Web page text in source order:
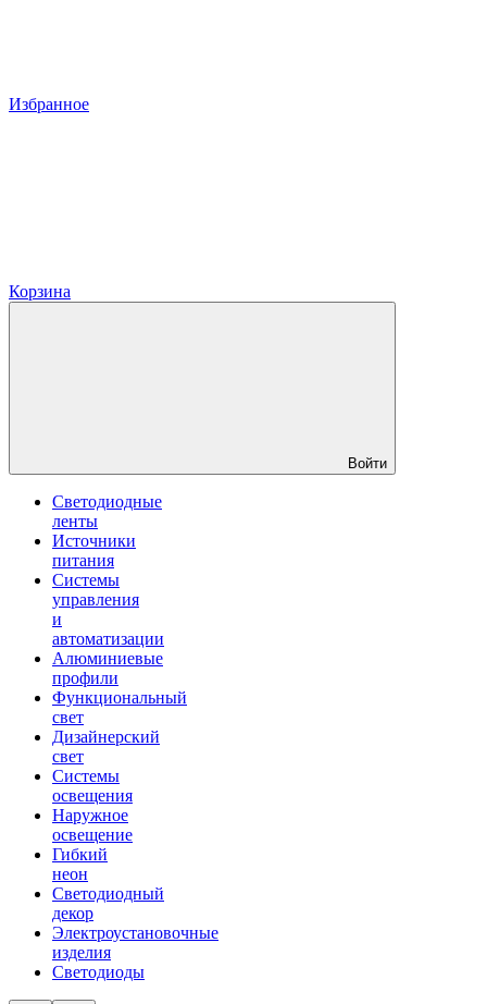
Избранное
Корзина
Войти
Светодиодные
ленты
Источники
питания
Системы
управления
и
автоматизации
Алюминиевые
профили
Функциональный
свет
Дизайнерский
свет
Системы
освещения
Наружное
освещение
Гибкий
неон
Светодиодный
декор
Электроустановочные
изделия
Светодиоды